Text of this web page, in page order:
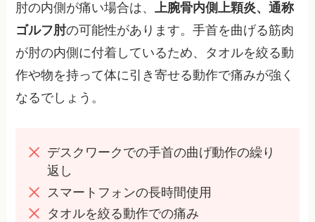
肘の内側が痛い場合は、上腕骨内側上顆炎、通称
ゴルフ肘の可能性があります。手首を曲げる筋肉
が肘の内側に付着しているため、タオルを絞る動
作や物を持って体に引き寄せる動作で痛みが強く
なるでしょう。
デスクワークでの手首の曲げ動作の繰り
返し
スマートフォンの長時間使用
タオルを絞る動作での痛み